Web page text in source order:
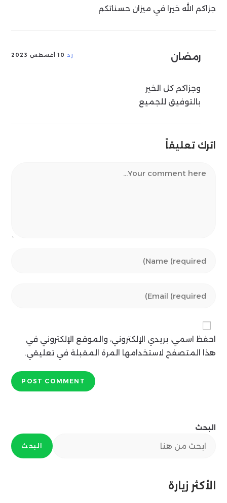
جزاكم الله خيرا في ميزان حسناتكم
رمضان رد 10 أغسطس 2023
وجزاكم كل الخير
بالتوفيق للجميع
اترك تعليقاً
your
comment
your
address
to
comment
احفظ اسمي، بريدي الإلكتروني، والموقع الإلكتروني في
هذا المتصفح لاستخدامها المرة المقبلة في تعليقي.
البحث
البحث
الأكثر زيارة